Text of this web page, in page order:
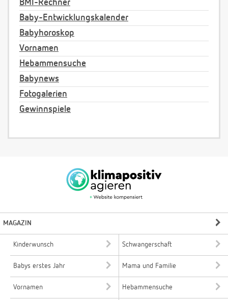
BMI-Rechner
Baby-Entwicklungskalender
Babyhoroskop
Vornamen
Hebammensuche
Babynews
Fotogalerien
Gewinnspiele
MAGAZIN
Kinderwunsch Schwangerschaft
Babys erstes Jahr Mama und Familie
Vornamen Hebammensuche